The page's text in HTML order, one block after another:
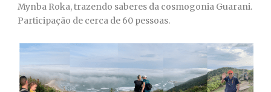
Mynba Roka, trazendo saberes da cosmogonia Guarani.
Participação de cerca de 60 pessoas.